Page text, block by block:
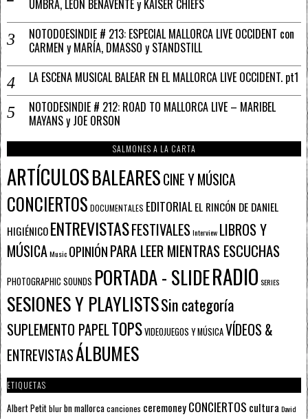
UMBRA, LEÓN BENAVENTE y KAISER CHIEFS
NOTODOESINDIE # 213: ESPECIAL MALLORCA LIVE OCCIDENT con
CARMEN y MARÍA, DMASSO y STANDSTILL
LA ESCENA MUSICAL BALEAR EN EL MALLORCA LIVE OCCIDENT. pt1
NOTODESINDIE # 212: ROAD TO MALLORCA LIVE – MARIBEL
MAYANS y JOE ORSON
SALMONES A LA CARTA
ARTÍCULOSBALEARESCINE Y MÚSICA
CONCIERTOS DOCUMENTALES EDITORIALEL RINCÓN DE DANIEL
HIGIÉNICOENTREVISTASFESTIVALESInterview LIBROS Y
MÚSICAMusic OPINIÓNPARA LEER MIENTRAS ESCUCHAS
PHOTOGRAPHIC SOUNDS PORTADA - SLIDERADIO SERIES
SESIONES Y PLAYLISTSSin categoría
SUPLEMENTO PAPELTOPSVIDEOJUEGOS Y MÚSICAVÍDEOS &
ENTREVISTASÁLBUMES
ETIQUETAS
Albert Petitblurbn mallorcacanciones ceremoneyCONCIERTOS cultura David